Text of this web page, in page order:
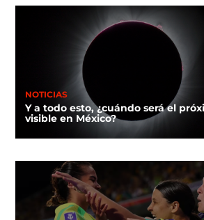
NOTICIAS
Y a todo esto, ¿cuándo será el
visible en México?